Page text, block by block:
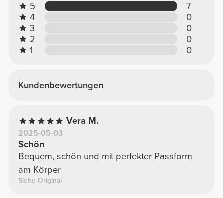
5
7
4
0
3
0
2
0
1
0
Kundenbewertungen
Vera M.
2025-05-03
Schön
Bequem, schön und mit perfekter Passform
am Körper
Siehe Original